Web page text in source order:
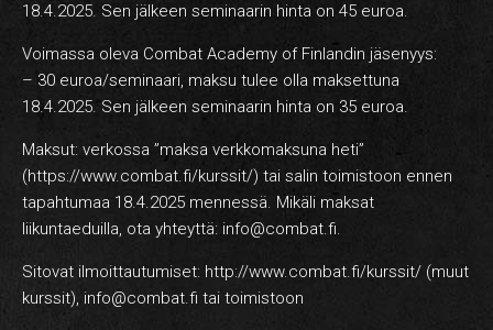
18.4.2025. Sen jälkeen seminaarin hinta on 45 euroa.
Voimassa oleva Combat Academy of Finlandin jäsenyys:
– 30 euroa/seminaari, maksu tulee olla maksettuna
18.4.2025. Sen jälkeen seminaarin hinta on 35 euroa.
Maksut: verkossa ”maksa verkkomaksuna heti”
(https://www.combat.fi/kurssit/) tai salin toimistoon ennen
tapahtumaa 18.4.2025 mennessä. Mikäli maksat
liikuntaeduilla, ota yhteyttä: info@combat.fi.
Sitovat ilmoittautumiset: http://www.combat.fi/kurssit/ (muut
kurssit), info@combat.fi tai toimistoon